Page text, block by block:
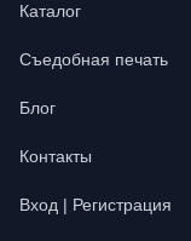
Каталог
Съедобная печать
Блог
Контакты
Вход | Регистрация